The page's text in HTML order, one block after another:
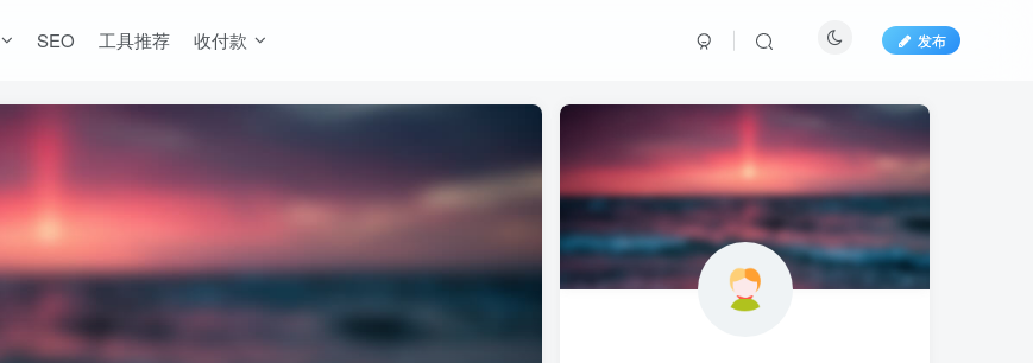
SEO 工具推荐 收付款 发布